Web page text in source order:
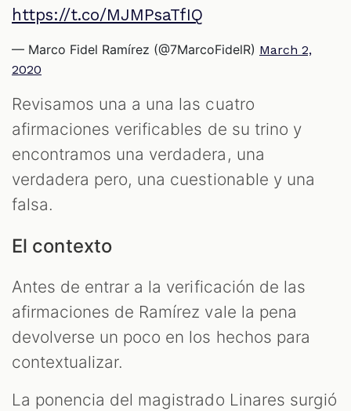
https://t.co/MJMPsaTfIQ
— Marco Fidel Ramírez (@7MarcoFidelR) March 2,
2020
Revisamos una a una las cuatro
afirmaciones verificables de su trino y
encontramos una verdadera, una
verdadera pero, una cuestionable y una
falsa.
El contexto
Antes de entrar a la verificación de las
afirmaciones de Ramírez vale la pena
devolverse un poco en los hechos para
contextualizar.
La ponencia del magistrado Linares surgió